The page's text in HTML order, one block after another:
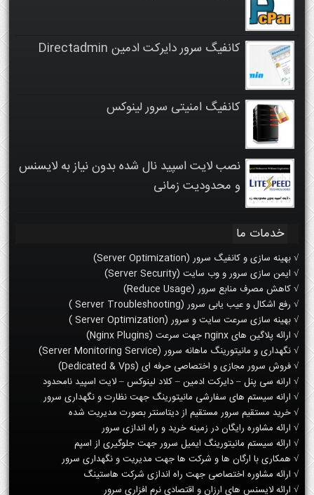
کانفیگ سرور دایرکت ادمین Directadmin
کانفیگ امنیتی سرور لینوکس
نصب لایت اسپید نال شده بدون نیاز به لایسنس
و محدودیت زمانی
خدمات ما
√ بهینه سازی و کانفیگ سرور (Server Optimization)
√ ایمن سازی سرور و وب سایت (Server Security)
√ کاهش مصرف منابع سرور (Reduce Usage)
√ رفع اشکال و عیب یابی سرور (Server Troubleshooting )
√ بهینه سازی سرعت سایت و سرور (Server Optimization )
√ ارائه پلاگین های nginx جهت سرعت (Nginx Plugins)
√ نگهداری و مانیتورینگ ماهانه سرور (Server Monitoring Service)
√ فروش سرور مجازی و اختصاصی حرفه ای (Dedicated & Vps)
√ ارانه سی پنل – دایرکت ادمین – کلاد لینوکس – لایت اسپید نامحدود
√ ارانه سیستم های سفارشی مانیتورینگ جهت نظارت و نگهداری سرور
√ خرید مستقیم سرور مستقیم از دیتاسنتر بصورت مدیریت شده
√ ارائه مشاوره رایگان در زمینه خرید و راه اندازی سرور
√ ارائه سیستم مانیتورینگ ایمیل سرور جهت جلوگیری از اسپم
√ همکاری با ارگان ها و شرکت ها جهت مدیریت و نگهداری سرور
√ ارائه مشاوره اختصاصی جهت راه اندازی شرکت هاستینگ
√ ارائه لایسنس های ارزان و اقتصادی نرم افزاری سرور